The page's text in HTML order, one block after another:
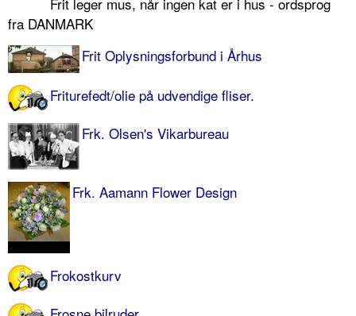
fra DANMARK
Frit Oplysningsforbund i Århus
Friturefedt/olie på udvendige fliser.
Frk. Olsen's Vikarbureau
Frk. Aamann Flower Design
Frokostkurv